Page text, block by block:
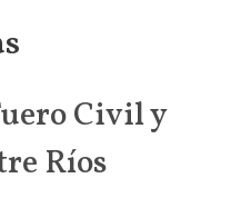
Civil y
Ríos